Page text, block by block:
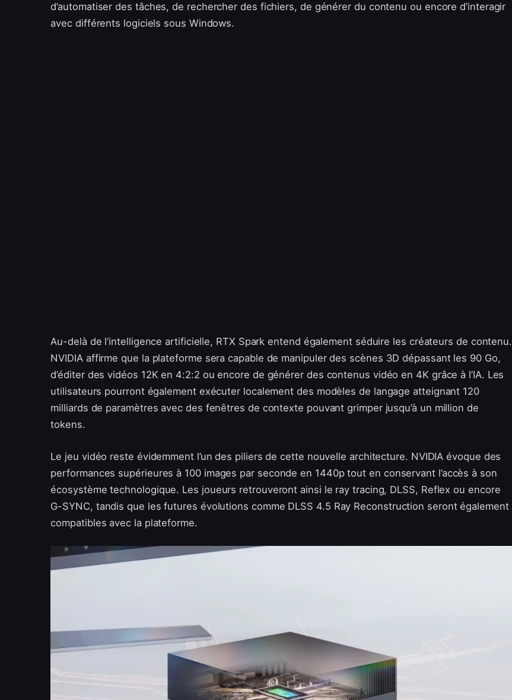
d’automatiser des tâches, de rechercher des fichiers, de générer du contenu ou encore d’interagir
avec différents logiciels sous Windows.
Au-delà de l’intelligence artificielle, RTX Spark entend également séduire les créateurs de contenu.
NVIDIA affirme que la plateforme sera capable de manipuler des scènes 3D dépassant les 90 Go,
d’éditer des vidéos 12K en 4:2:2 ou encore de générer des contenus vidéo en 4K grâce à l’IA. Les
utilisateurs pourront également exécuter localement des modèles de langage atteignant 120
milliards de paramètres avec des fenêtres de contexte pouvant grimper jusqu’à un million de
tokens.
Le jeu vidéo reste évidemment l’un des piliers de cette nouvelle architecture. NVIDIA évoque des
performances supérieures à 100 images par seconde en 1440p tout en conservant l’accès à son
écosystème technologique. Les joueurs retrouveront ainsi le ray tracing, DLSS, Reflex ou encore
G-SYNC, tandis que les futures évolutions comme DLSS 4.5 Ray Reconstruction seront également
compatibles avec la plateforme.